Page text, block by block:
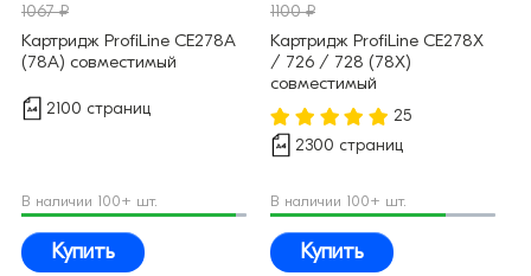
1067 ₽
Картридж ProfiLine CE278A
(78A) совместимый
2100 страниц
В наличии 100+ шт.
Купить
1100 ₽
Картридж ProfiLine CE278X
/ 726 / 728 (78X)
совместимый
25
2300 страниц
В наличии 100+ шт.
Купить